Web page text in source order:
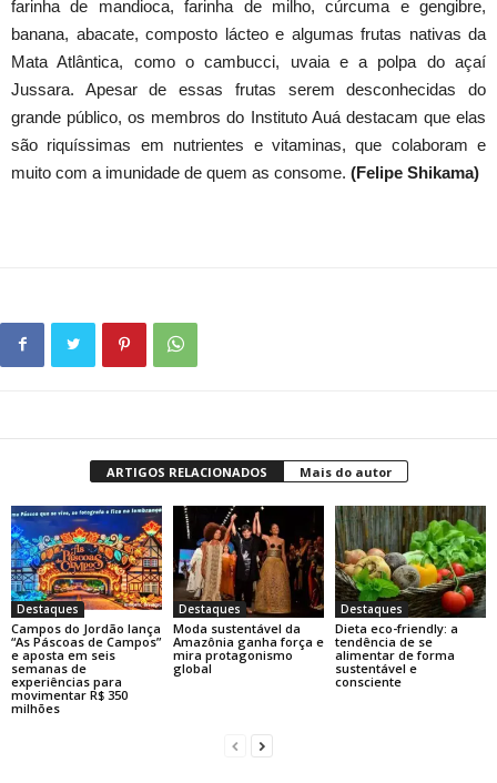
farinha de mandioca, farinha de milho, cúrcuma e gengibre,
banana, abacate, composto lácteo e algumas frutas nativas da
Mata Atlântica, como o cambucci, uvaia e a polpa do açaí
Jussara. Apesar de essas frutas serem desconhecidas do
grande público, os membros do Instituto Auá destacam que elas
são riquíssimas em nutrientes e vitaminas, que colaboram e
muito com a imunidade de quem as consome. (Felipe Shikama)
ARTIGOS RELACIONADOS Mais do autor
Destaques
Campos do Jordão lança
“As Páscoas de Campos”
e aposta em seis
semanas de
experiências para
movimentar R$ 350
milhões
Destaques
Moda sustentável da
Amazônia ganha força e
mira protagonismo
global
Destaques
Dieta eco-friendly: a
tendência de se
alimentar de forma
sustentável e
consciente